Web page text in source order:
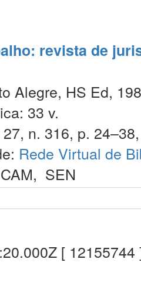
revista de
Alegre, HS Ed,
33 v.
n. 316, p.
Rede Virtual de
CAM, SEN
[ 12155744